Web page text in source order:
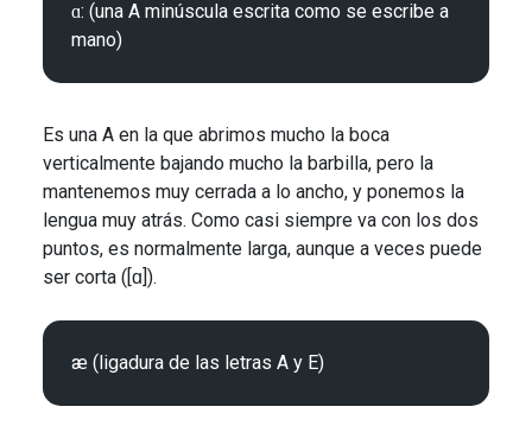
ɑ: (una A minúscula escrita como se escribe a
Es una A en la que abrimos mucho la boca
verticalmente bajando mucho la barbilla, pero la
mantenemos muy cerrada a lo ancho, y ponemos la
lengua muy atrás. Como casi siempre va con los dos
puntos, es normalmente larga, aunque a veces puede
ser corta ([ɑ]).